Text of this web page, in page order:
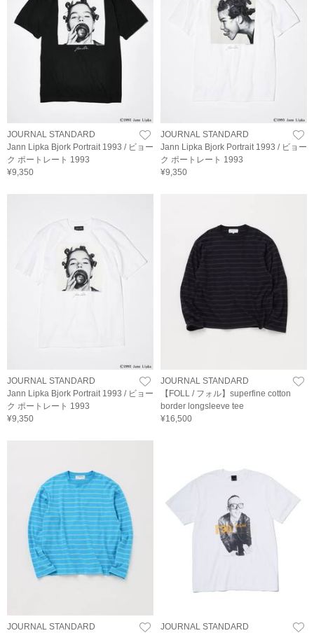
JOURNAL STANDARD
Jann Lipka Bjork Portrait 1993 / ビョー
ク ポートレート 1993
¥9,350
JOURNAL STANDARD
Jann Lipka Bjork Portrait 1993 / ビョー
ク ポートレート 1993
¥9,350
JOURNAL STANDARD
Jann Lipka Bjork Portrait 1993 / ビョー
ク ポートレート 1993
¥9,350
JOURNAL STANDARD
【FOLL / フォル】superfine cotton
border longsleeve tee
¥16,500
JOURNAL STANDARD JOURNAL STANDARD